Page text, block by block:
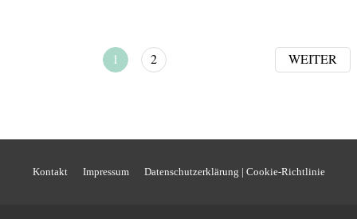
1 2 WEITER
Kontakt Impressum Datenschutzerklärung | Cookie-Richtlinie